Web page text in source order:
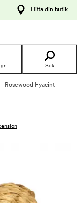
Hitta din butik
Sök
Rosewood Hyacint